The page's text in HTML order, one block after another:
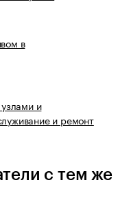
в
и
и ремонт
с тем же